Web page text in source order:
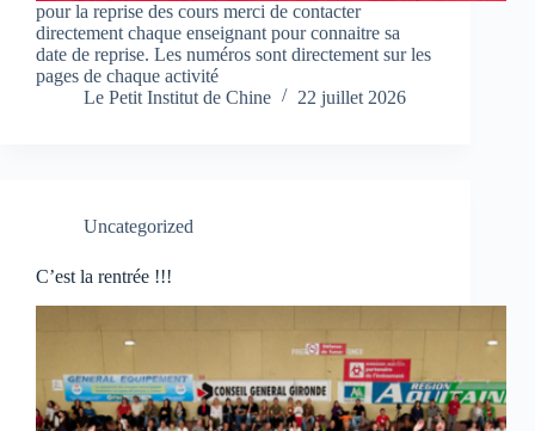
pour la reprise des cours merci de contacter
directement chaque enseignant pour connaitre sa
date de reprise. Les numéros sont directement sur les
pages de chaque activité
Le Petit Institut de Chine
22 juillet 2026
Uncategorized
C’est la rentrée !!!